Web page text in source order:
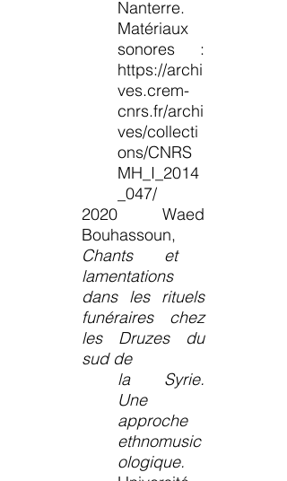
Nanterre.
Matériaux
sonores :
https://archi
ves.crem-
cnrs.fr/archi
ves/collecti
ons/CNRS
MH_I_2014
_047/
2020 Waed
Bouhassoun,
Chants et
lamentations
dans les rituels
funéraires chez
les Druzes du
sud de
la Syrie.
Une
approche
ethnomusic
ologique.